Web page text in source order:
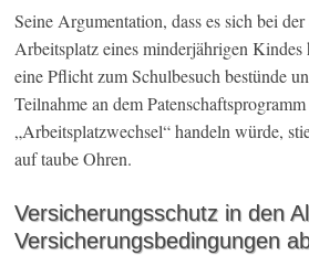
Seine Argumentation, dass es sich bei
Arbeitsplatz eines minderjährigen
eine Pflicht zum Schulbesuch bestünde
Teilnahme an dem
„Arbeitsplatzwechsel“ handeln würde,
auf taube Ohren.
Versicherungsschutz in den
Versicherungsbedingungen